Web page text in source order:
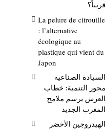
قريباً؟
La pelure de citrouille
: l’alternative
écologique au
plastique qui vient du
Japon
السيادة الصناعية
محور التنمية: خطاب
العرش يرسم ملامح
المغرب الجديد
الهيدروجين الأخضر